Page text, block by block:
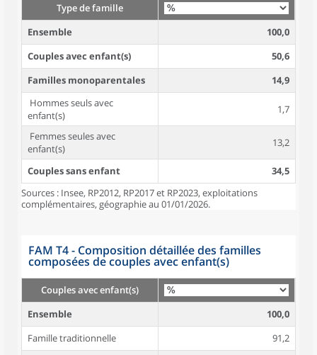
Type de famille
Ensemble
100,0
Couples avec enfant(s)
50,6
Familles monoparentales
14,9
Hommes seuls avec
enfant(s)
1,7
Femmes seules avec
enfant(s)
13,2
Couples sans enfant
34,5
Sources : Insee, RP2012, RP2017 et RP2023, exploitations
complémentaires, géographie au 01/01/2026.
FAM T4 - Composition détaillée des familles
composées de couples avec enfant(s)
Couples avec enfant(s)
Ensemble
100,0
Famille traditionnelle
91,2